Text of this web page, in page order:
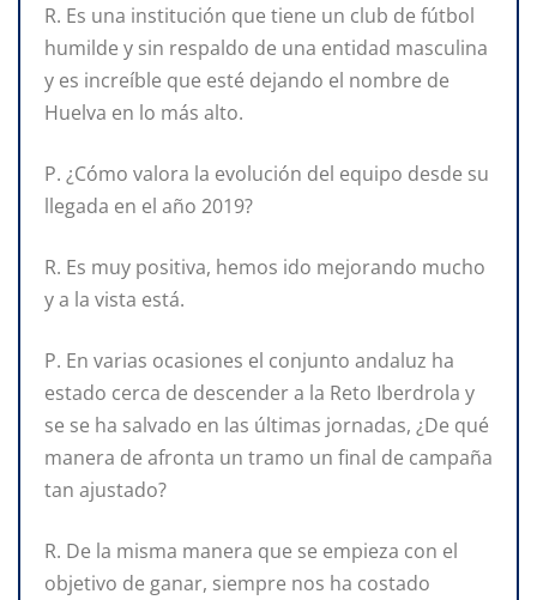
R. Es una institución que tiene un club de fútbol
humilde y sin respaldo de una entidad masculina
y es increíble que esté dejando el nombre de
Huelva en lo más alto.
P. ¿Cómo valora la evolución del equipo desde su
llegada en el año 2019?
R. Es muy positiva, hemos ido mejorando mucho
y a la vista está.
P. En varias ocasiones el conjunto andaluz ha
estado cerca de descender a la Reto Iberdrola y
se se ha salvado en las últimas jornadas, ¿De qué
manera de afronta un tramo un final de campaña
tan ajustado?
R. De la misma manera que se empieza con el
objetivo de ganar, siempre nos ha costado